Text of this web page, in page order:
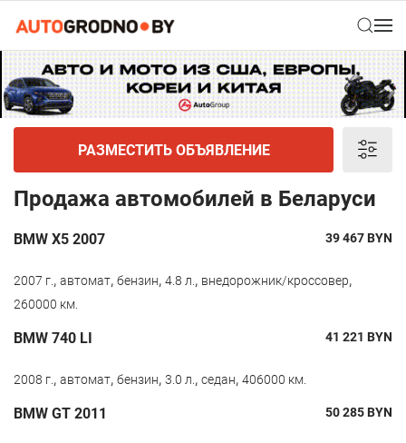
РАЗМЕСТИТЬ ОБЪЯВЛЕНИЕ
Продажа автомобилей в Беларуси
BMW X5 2007 39 467BYN
2007 г., автомат, бензин, 4.8 л., внедорожник/кроссовер,
260000 км.
BMW 740 LI 41 221 BYN
2008 г., автомат, бензин, 3.0 л., седан, 406000 км.
BMW GT 2011 50 285BYN